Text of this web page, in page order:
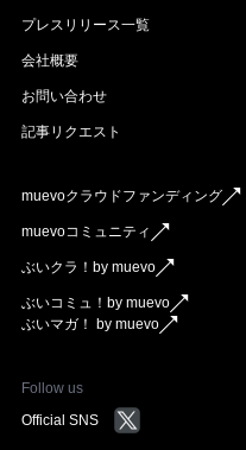
プレスリリース一覧
会社概要
お問い合わせ
記事リクエスト
muevoクラウドファンディング
muevoコミュニティ
ぶいクラ！by muevo
ぶいコミュ！by muevo
ぶいマガ！ by muevo
Follow us
Official SNS